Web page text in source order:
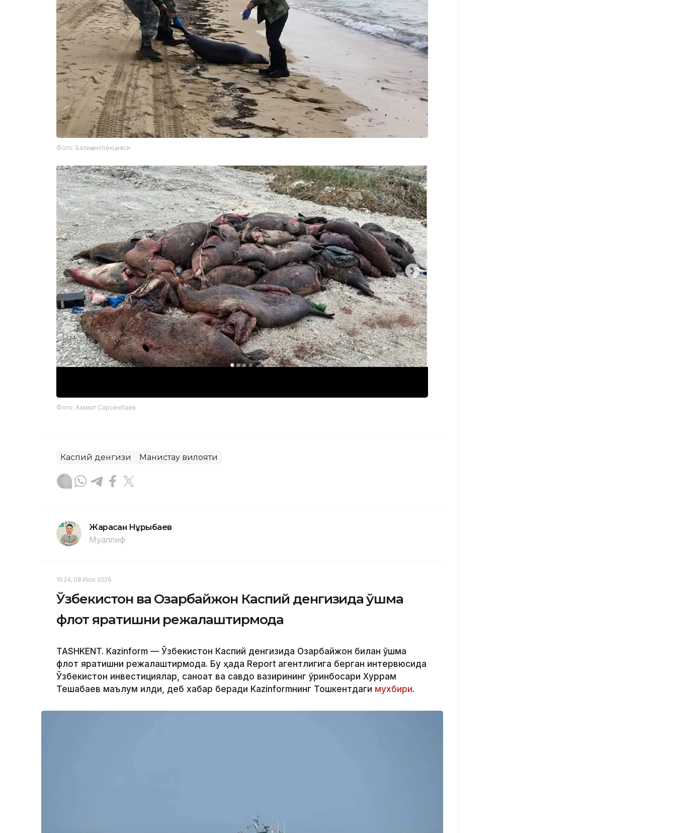
Фото: Балиқ инспекцияси
Фото: Азамат Сарсенбаев
Каспий денгизи Манғистау вилояти
Жарасқан Нұрыбаев
Муаллиф
15:24, 08 Июл 2026
Ўзбекистон ва Озарбайжон Каспий денгизида қўшма
флот яратишни режалаштирмоқда
TASHKENT. Kazinform — Ўзбекистон Каспий денгизида Озарбайжон билан қўшма
флот яратишни режалаштирмоқда. Бу ҳақда Report агентлигига берган интервюсида
Ўзбекистон инвестициялар, саноат ва савдо вазирининг ўринбосари Хуррам
Тешабаев маълум қилди, деб хабар беради Kazinformнинг Тошкентдаги мухбири.